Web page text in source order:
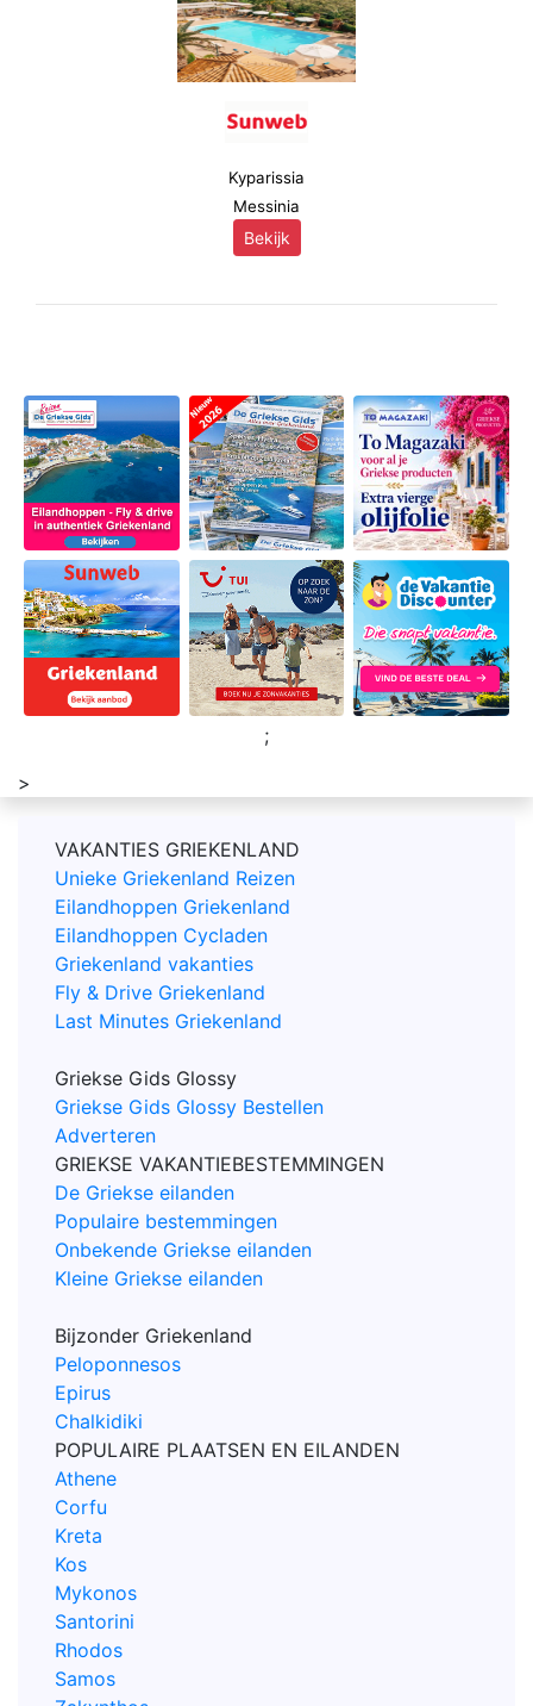
Kyparissia
Messinia
Bekijk
;
>
VAKANTIES GRIEKENLAND
Unieke Griekenland Reizen
Eilandhoppen Griekenland
Eilandhoppen Cycladen
Griekenland vakanties
Fly & Drive Griekenland
Last Minutes Griekenland
Griekse Gids Glossy
Griekse Gids Glossy Bestellen
Adverteren
GRIEKSE VAKANTIEBESTEMMINGEN
De Griekse eilanden
Populaire bestemmingen
Onbekende Griekse eilanden
Kleine Griekse eilanden
Bijzonder Griekenland
Peloponnesos
Epirus
Chalkidiki
POPULAIRE PLAATSEN EN EILANDEN
Athene
Corfu
Kreta
Kos
Mykonos
Santorini
Rhodos
Samos